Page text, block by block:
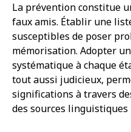
La prévention constitue
faux amis. Établir une
susceptibles de poser
mémorisation. Adopter
systématique à chaque
tout aussi judicieux,
significations à travers
des sources linguistiques